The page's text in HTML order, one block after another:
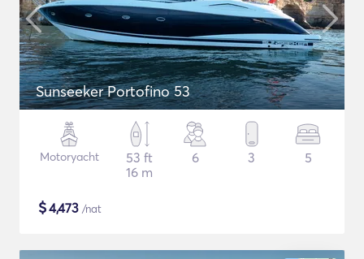
Sunseeker Portofino 53
Motoryacht
53 ft
16 m
6 3 5
$4,473 /nat